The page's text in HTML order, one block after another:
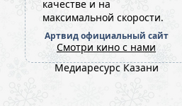
качестве и на
максимальной скорости.
Артвид официальный сайт
Смотри кино с нами
Медиаресурс Казани